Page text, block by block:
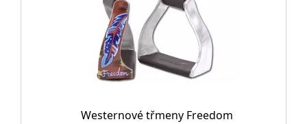
Westernové třmeny Freedom